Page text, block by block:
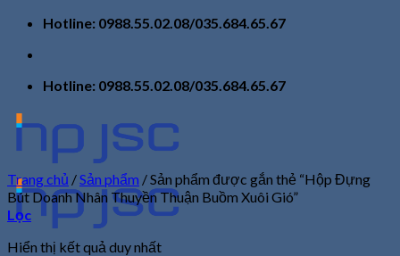
Skip
content
Hotline: 0988.55.02.08/035.684.65.67
Hotline: 0988.55.02.08/035.684.65.67
Trang chủ /Sản phẩm /Sản phẩm được gắn thẻ “Hộp Đựng
Bút Doanh Nhân Thuyền Thuận Buồm Xuôi Gió”
Lọc
Hiển thị kết quả duy nhất